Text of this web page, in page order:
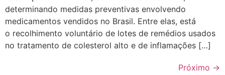
determinando medidas preventivas envolvendo
medicamentos vendidos no Brasil. Entre elas, está
o recolhimento voluntário de lotes de remédios usados
no tratamento de colesterol alto e de inflamações […]
Próximo →